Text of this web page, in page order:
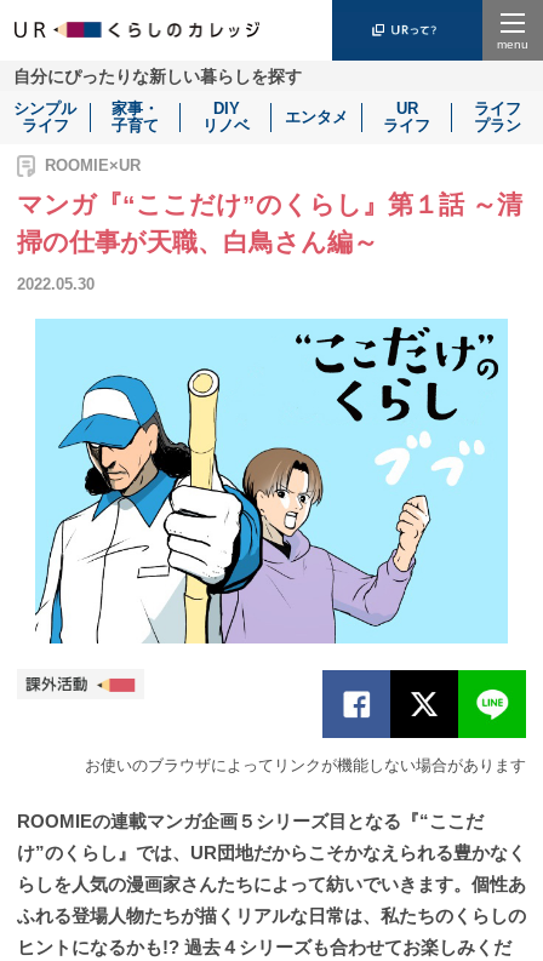
自分にぴったりな新しい暮らしを探す
シンプル
ライフ
家事・
子育て
DIY
リノベ
エンタメ
UR
ライフ
ライフ
プラン
ROOMIE×UR
マンガ『“ここだけ”のくらし』第１話 ～清
掃の仕事が天職、白鳥さん編～
2022.05.30
お使いのブラウザによってリンクが機能しない場合があります
ROOMIEの連載マンガ企画５シリーズ目となる『“ここだ
け”のくらし』では、UR団地だからこそかなえられる豊かなく
らしを人気の漫画家さんたちによって紡いでいきます。個性あ
ふれる登場人物たちが描くリアルな日常は、私たちのくらしの
ヒントになるかも!? 過去４シリーズも合わせてお楽しみくだ